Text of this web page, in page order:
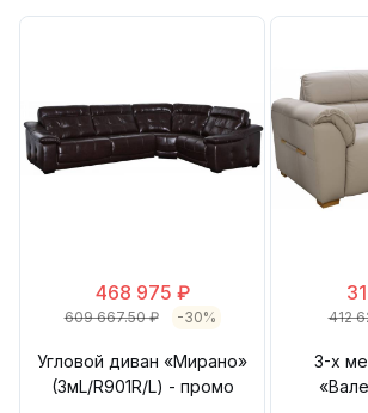
468 975 ₽
609 667.50 ₽ -30%
Угловой диван «Мирано»
(3мL/R901R/L) - промо
412
3-х